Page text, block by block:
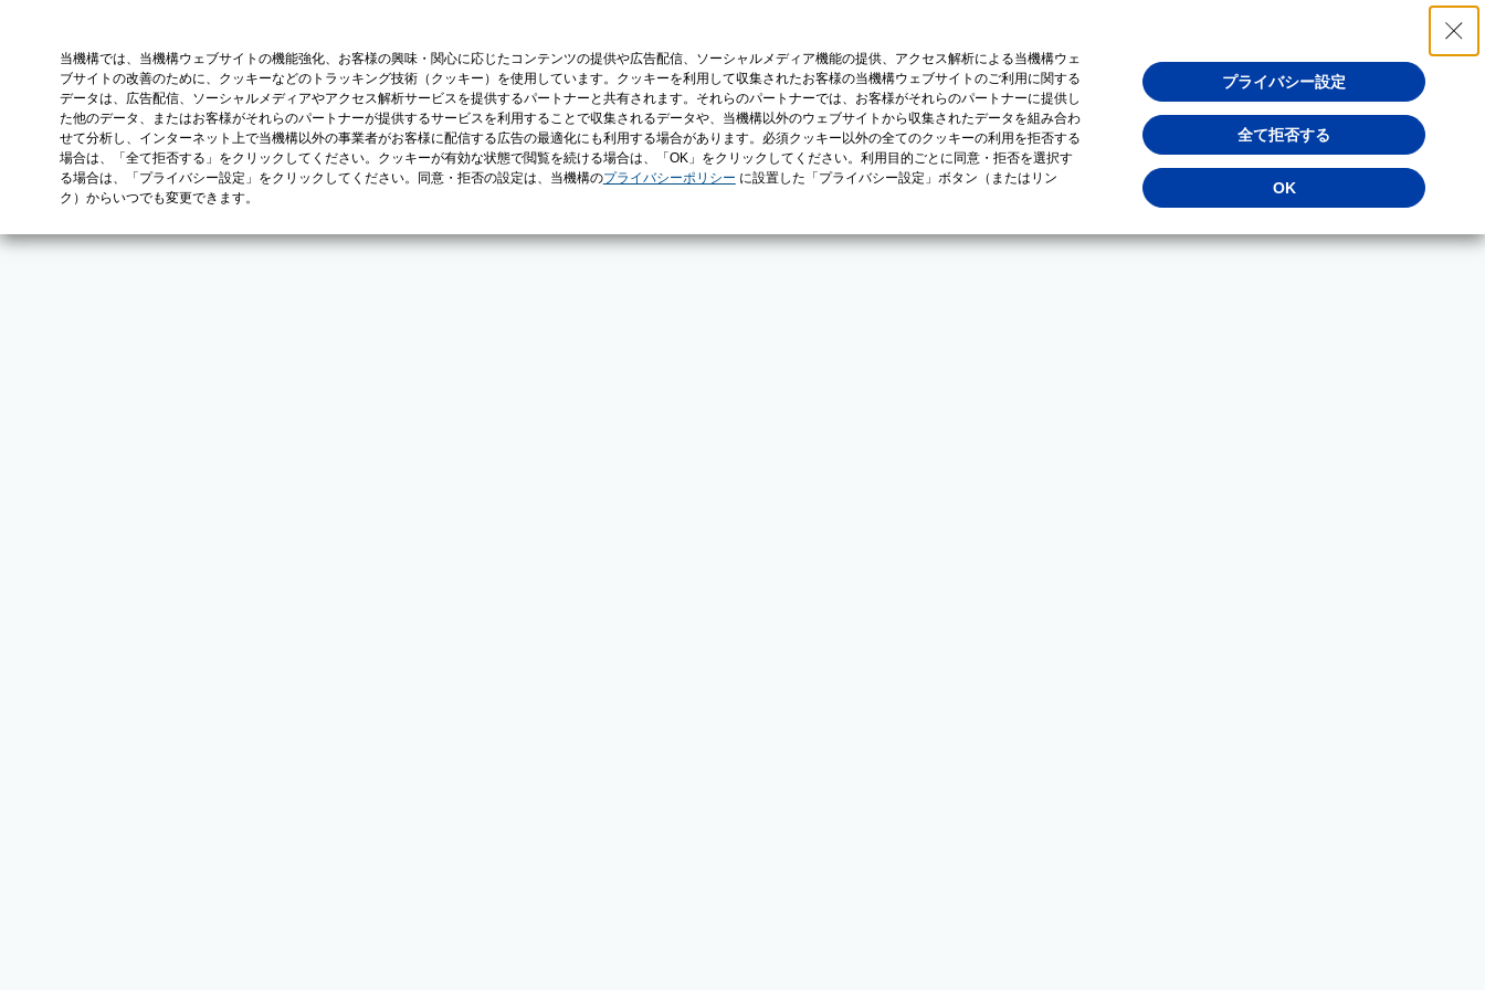
当機構では、当機構ウェブサイトの機能強化、お客様の興味・関心に応じたコンテンツの提供や広告配信、ソーシャルメディア機能の提供、アクセス解析による当機構ウェ
ブサイトの改善のために、クッキーなどのトラッキング技術（クッキー）を使用しています。クッキーを利用して収集されたお客様の当機構ウェブサイトのご利用に関する
データは、広告配信、ソーシャルメディアやアクセス解析サービスを提供するパートナーと共有されます。それらのパートナーでは、お客様がそれらのパートナーに提供し
た他のデータ、またはお客様がそれらのパートナーが提供するサービスを利用することで収集されるデータや、当機構以外のウェブサイトから収集されたデータを組み合わ
せて分析し、インターネット上で当機構以外の事業者がお客様に配信する広告の最適化にも利用する場合があります。必須クッキー以外の全てのクッキーの利用を拒否する
場合は、「全て拒否する」をクリックしてください。クッキーが有効な状態で閲覧を続ける場合は、「OK」をクリックしてください。利用目的ごとに同意・拒否を選択す
る場合は、「プライバシー設定」をクリックしてください。同意・拒否の設定は、当機構のプライバシーポリシー に設置した「プライバシー設定」ボタン（またはリン
ク）からいつでも変更できます。
プライバシー設定
全て拒否する
OK